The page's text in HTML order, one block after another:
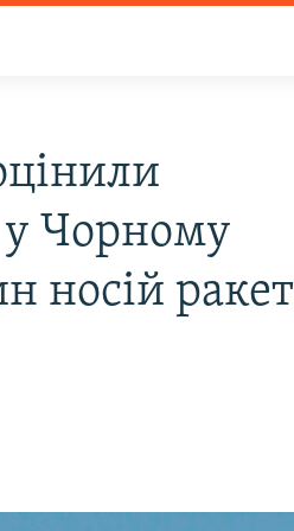
у Чорному
носій ракет